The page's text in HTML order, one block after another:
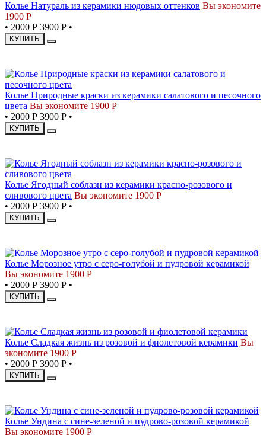
Колье Натураль из керамики нюдовых оттенков Вы экономите
1900 Р
• 2000 Р 3900 Р •
КУПИТЬ
Колье Природные краски из керамики салатового и песочного
цвета Вы экономите 1900 Р
• 2000 Р 3900 Р •
КУПИТЬ
Колье Ягодный соблазн из керамики красно-розового и
сливового цвета Вы экономите 1900 Р
• 2000 Р 3900 Р •
КУПИТЬ
Колье Морозное утро с серо-голубой и пудровой керамикой
Вы экономите 1900 Р
• 2000 Р 3900 Р •
КУПИТЬ
Колье Сладкая жизнь из розовой и фиолетовой керамики Вы
экономите 1900 Р
• 2000 Р 3900 Р •
КУПИТЬ
Колье Ундина с сине-зеленой и пудрово-розовой керамикой
Вы экономите 1900 Р